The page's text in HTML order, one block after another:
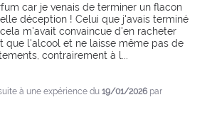
car je venais de terminer un flacon
déception ! Celui que j'avais terminé
m'avait convaincue d'en racheter
que l'alcool et ne laisse même pas de
contrairement à l
à une expérience du 19/01/2026 par